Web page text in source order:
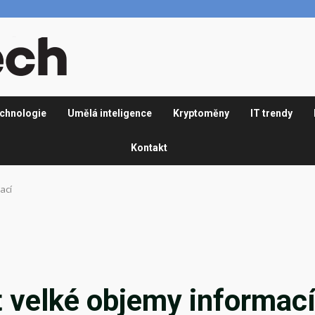
Umělá inteligence Kryptoměny IT trendy
Kontakt
velké objemy informací